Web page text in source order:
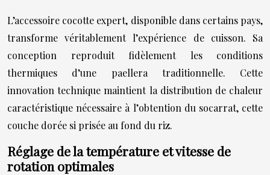
L’accessoire cocotte expert, disponible dans certains pays,
transforme véritablement l’expérience de cuisson. Sa
conception reproduit fidèlement les conditions
thermiques d’une paellera traditionnelle. Cette
innovation technique maintient la distribution de chaleur
caractéristique nécessaire à l’obtention du socarrat, cette
couche dorée si prisée au fond du riz.
Réglage de la température et vitesse de
rotation optimales